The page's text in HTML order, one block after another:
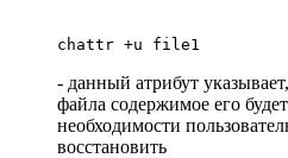
chattr +u file1
- данный атрибут
файла содержимое его
необходимости
восстановить